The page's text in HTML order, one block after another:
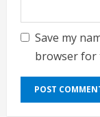
Save my
browser for